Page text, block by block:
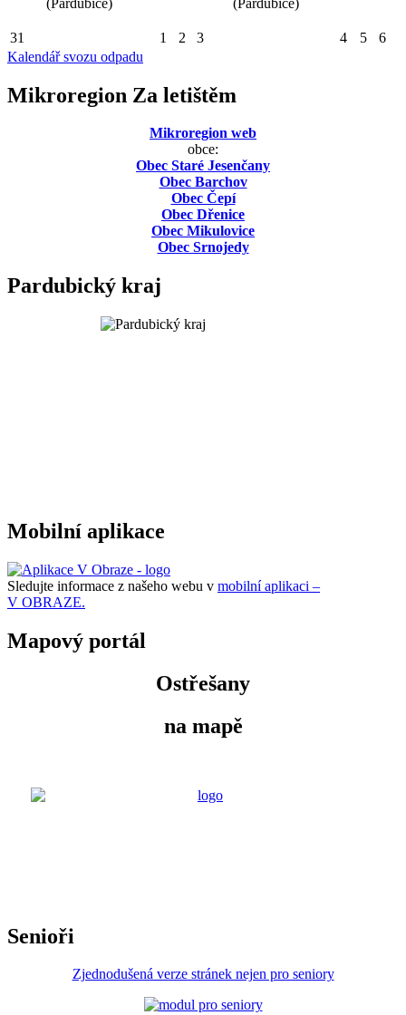
31 1 2 3 4 5
6
Kalendář svozu odpadu
Mikroregion Za letištěm
Mikroregion web
obce:
Obec Staré Jesenčany
Obec Barchov
Obec Čepí
Obec Dřenice
Obec Mikulovice
Obec Srnojedy
Pardubický kraj
Mobilní aplikace
Sledujte informace z našeho webu v mobilní aplikaci –
V OBRAZE.
Mapový portál
Ostřešany
na mapě
Senioři
Zjednodušená verze stránek nejen pro seniory